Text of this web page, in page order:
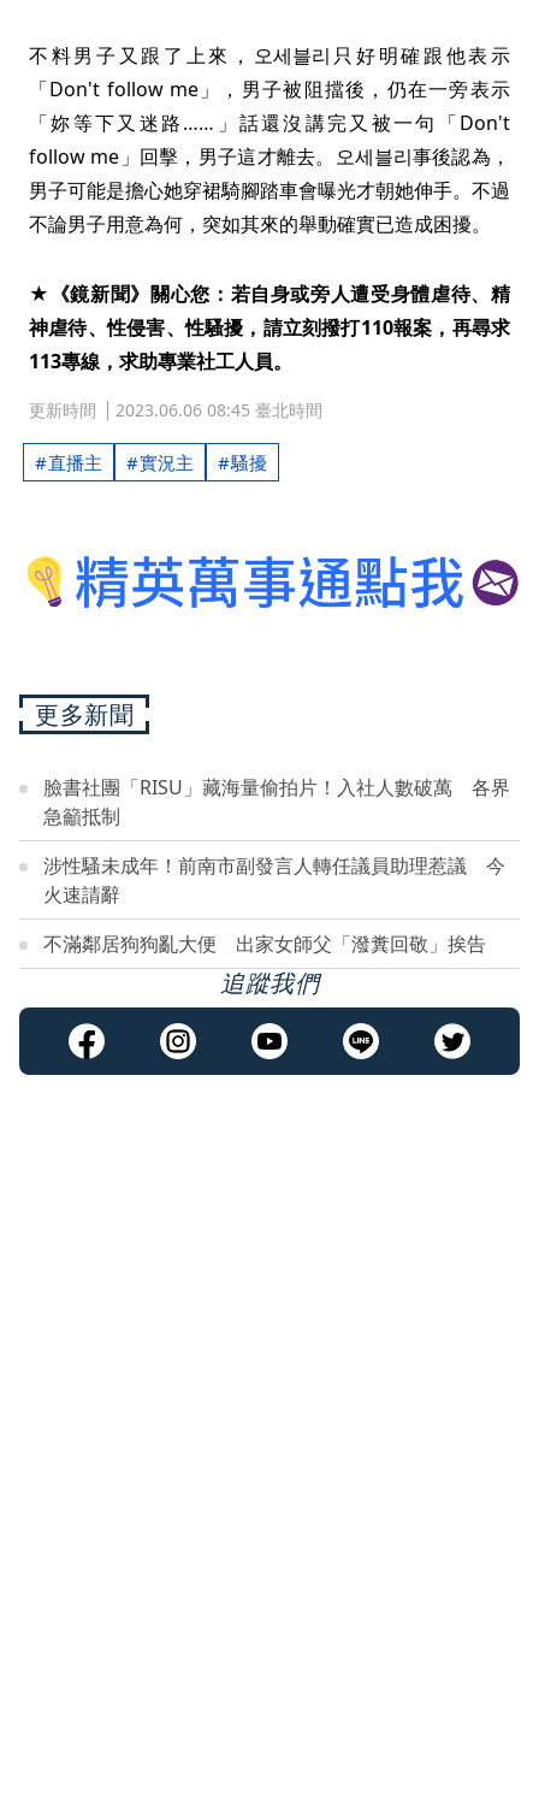
不料男子又跟了上來，오세블리只好明確跟他表示
「Don't follow me」，男子被阻擋後，仍在一旁表示
「妳等下又迷路……」話還沒講完又被一句「Don't
follow me」回擊，男子這才離去。오세블리事後認為，
男子可能是擔心她穿裙騎腳踏車會曝光才朝她伸手。不過
不論男子用意為何，突如其來的舉動確實已造成困擾。
★《鏡新聞》關心您：若自身或旁人遭受身體虐待、精
神虐待、性侵害、性騷擾，請立刻撥打110報案，再尋求
113專線，求助專業社工人員。
更新時間 2023.06.06 08:45 臺北時間
直播主 實況主 騷擾
更多新聞
臉書社團「RISU」藏海量偷拍片！入社人數破萬 各界
急籲抵制
涉性騷未成年！前南市副發言人轉任議員助理惹議 今
火速請辭
不滿鄰居狗狗亂大便 出家女師父「潑糞回敬」挨告
追蹤我們